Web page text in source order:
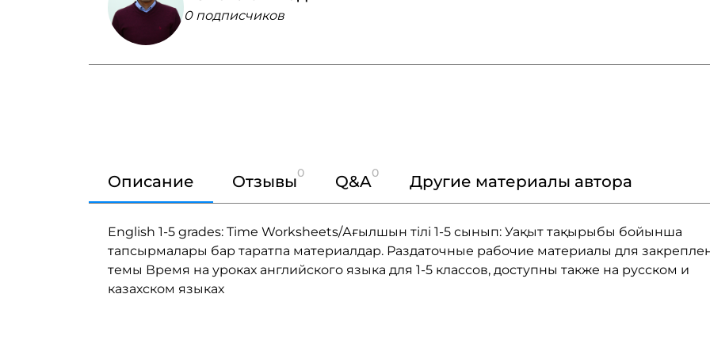
0 подписчиков
Описание Отзывы0 Q&A0 Другие материалы автора
English 1-5 grades: Time Worksheets/Ағылшын тілі 1-5 сынып: Уақыт тақырыбы бойынша
тапсырмалары бар таратпа материалдар. Раздаточные рабочие материалы для
темы Время на уроках английского языка для 1-5 классов, доступны также на русском и
казахском языках